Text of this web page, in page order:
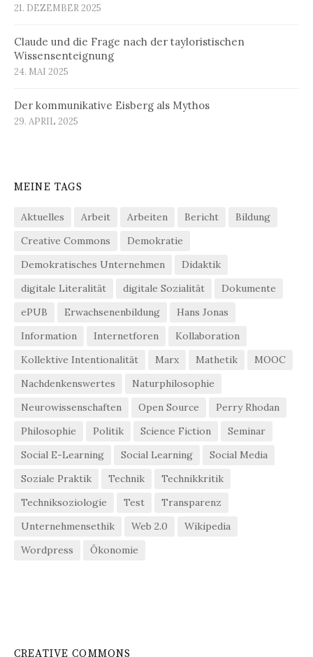
21. DEZEMBER 2025
Claude und die Frage nach der tayloristischen
Wissensenteignung
24. MAI 2025
Der kommunikative Eisberg als Mythos
29. APRIL 2025
MEINE TAGS
Aktuelles Arbeit Arbeiten Bericht
Bildung
Creative Commons
Demokratie
Demokratisches Unternehmen
Didaktik
digitale Literalität
digitale Sozialität
Dokumente
ePUB
Erwachsenenbildung
Hans Jonas
Information
Internetforen
Kollaboration
Kollektive Intentionalität
Marx Mathetik
MOOC
Nachdenkenswertes
Naturphilosophie
Neurowissenschaften
Open Source
Perry Rhodan
Philosophie
Politik Science Fiction
Seminar
Social E-Learning
Social Learning
Social Media
Soziale Praktik
Technik
Technikkritik
Techniksoziologie
Test
Transparenz
Unternehmensethik
Web 2.0
Wikipedia
Wordpress
Ökonomie
CREATIVE COMMONS